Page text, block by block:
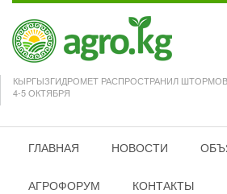
КЫРГЫЗГИДРОМЕТ РАСПРОСТРАНИЛ
4-5 ОКТЯБРЯ
ГЛАВНАЯ НОВОСТИ
АГРОФОРУМ КОНТАКТЫ